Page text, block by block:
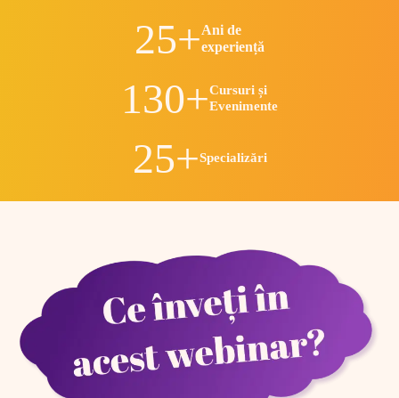
25+Ani de
experiență
130+Cursuri și
Evenimente
25+Specializări